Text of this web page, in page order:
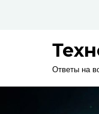
Ответы на